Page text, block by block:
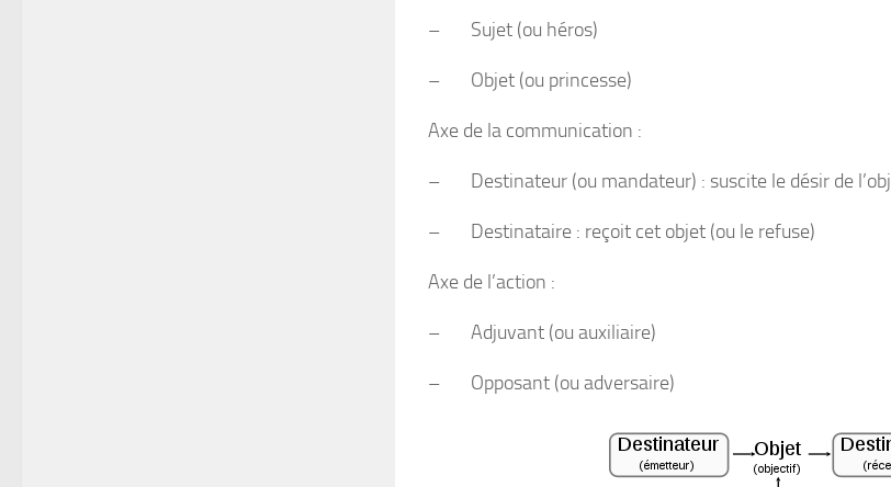
– Sujet (ou héros)
– Objet (ou princesse)
Axe de la communication :
– Destinateur (ou mandateur) : suscite le désir de
– Destinataire : reçoit cet objet (ou le refuse)
Axe de l’action :
– Adjuvant (ou auxiliaire)
– Opposant (ou adversaire)